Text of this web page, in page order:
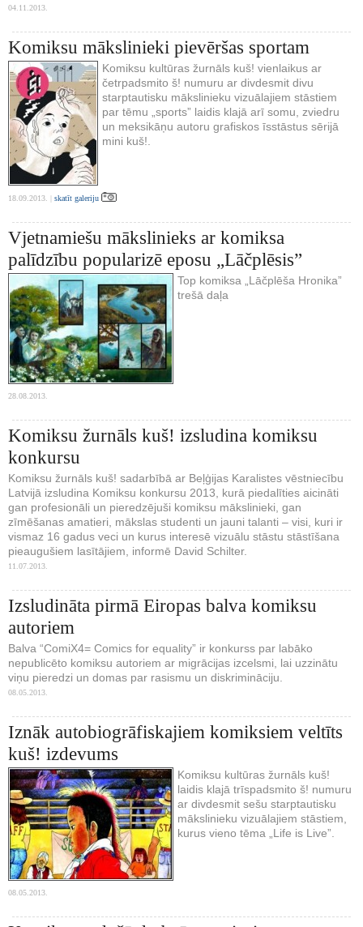
04.11.2013.
Komiksu mākslinieki pievēršas sportam
Komiksu kultūras žurnāls kuš! vienlaikus ar
četrpadsmito š! numuru ar divdesmit divu
starptautisku mākslinieku vizuālajiem stāstiem
par tēmu „sports” laidis klajā arī somu, zviedru
un meksikāņu autoru grafiskos īsstāstus sērijā
mini kuš!.
18.09.2013. | skatīt galeriju
Vjetnamiešu mākslinieks ar komiksa
palīdzību popularizē eposu „Lāčplēsis”
Top komiksa „Lāčplēša Hronika”
trešā daļa
28.08.2013.
Komiksu žurnāls kuš! izsludina komiksu
konkursu
Komiksu žurnāls kuš! sadarbībā ar Beļģijas Karalistes vēstniecību
Latvijā izsludina Komiksu konkursu 2013, kurā piedalīties aicināti
gan profesionāli un pieredzējuši komiksu mākslinieki, gan
zīmēšanas amatieri, mākslas studenti un jauni talanti – visi, kuri ir
vismaz 16 gadus veci un kurus interesē vizuālu stāstu stāstīšana
pieaugušiem lasītājiem, informē David Schilter.
11.07.2013.
Izsludināta pirmā Eiropas balva komiksu
autoriem
Balva “ComiX4= Comics for equality” ir konkurss par labāko
nepublicēto komiksu autoriem ar migrācijas izcelsmi, lai uzzinātu
viņu pieredzi un domas par rasismu un diskrimināciju.
08.05.2013.
Iznāk autobiogrāfiskajiem komiksiem veltīts
kuš! izdevums
Komiksu kultūras žurnāls kuš!
laidis klajā trīspadsmito š! numuru
ar divdesmit sešu starptautisku
mākslinieku vizuālajiem stāstiem,
kurus vieno tēma „Life is Live”.
08.05.2013.